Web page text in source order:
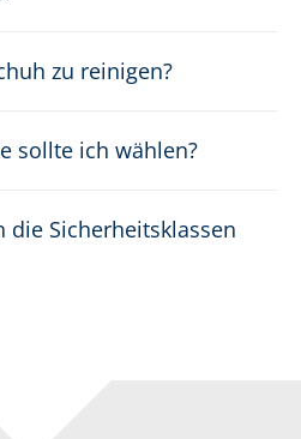
zu reinigen?
sollte ich wählen?
die Sicherheitsklassen